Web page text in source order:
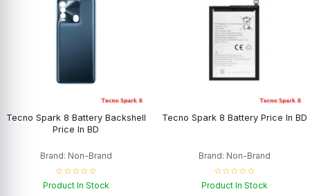
Tecno Spark 8 Battery Backshell
Price In BD
Brand: Non-Brand
☆☆☆☆☆
Product In Stock
Tecno Spark 8 Battery Price In BD
Brand: Non-Brand
☆☆☆☆☆
Product In Stock